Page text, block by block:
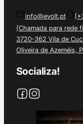
info@evolt.pt
(Chamada para rede
3720-362 Vila de
Oliveira de Azeméis,
Socializa!